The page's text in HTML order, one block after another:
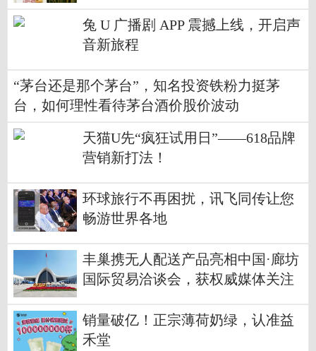
兔 U 广播剧 APP 震撼上线，开启声
音新旅程
“茅台还是那个茅台”，知名投资铁粉力挺茅
台，如何理性看待茅台酒价股价波动
天猫U先“疯狂试用日”——618品牌
营销新打法！
环球旅行不再困扰，讯飞同传让您
畅游世界各地
丰巢携无人配送产品亮相中国·廊坊
国际贸易洽谈会，获权威媒体关注
销量破亿！正宗薄荷奶绿，认准益
禾堂